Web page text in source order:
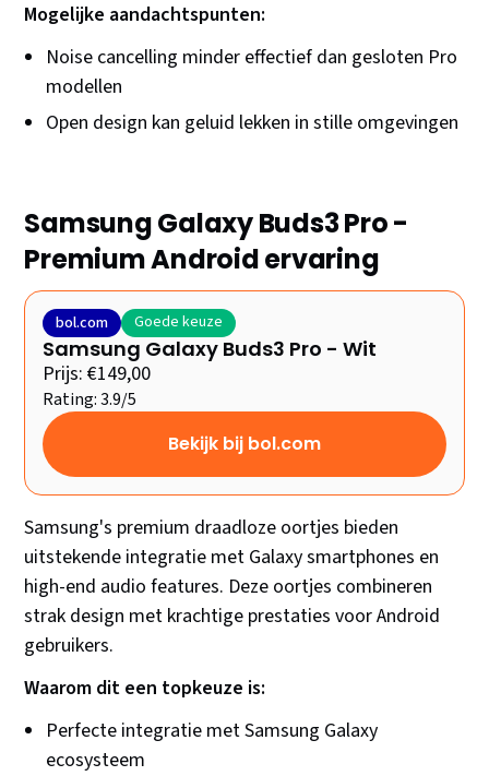
Mogelijke aandachtspunten:
Noise cancelling minder effectief dan gesloten Pro
modellen
Open design kan geluid lekken in stille omgevingen
Samsung Galaxy Buds3 Pro -
Premium Android ervaring
bol.com Goede keuze
Samsung Galaxy Buds3 Pro - Wit
Prijs: €149,00
Rating: 3.9/5
Bekijk bij bol.com
Samsung's premium draadloze oortjes bieden
uitstekende integratie met Galaxy smartphones en
high-end audio features. Deze oortjes combineren
strak design met krachtige prestaties voor Android
gebruikers.
Waarom dit een topkeuze is:
Perfecte integratie met Samsung Galaxy
ecosysteem